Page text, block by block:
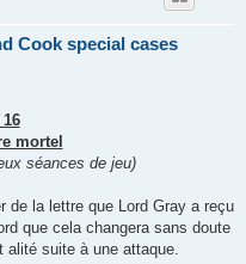
Cook special cases
mortel
séances de jeu)
de la lettre que Lord Gray a reçu
que cela changera sans doute
suite à une attaque.